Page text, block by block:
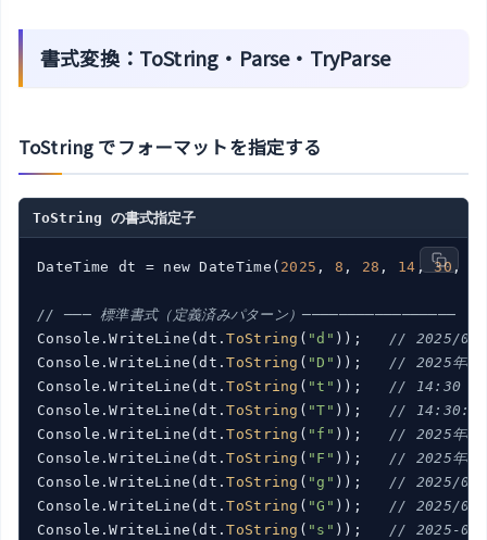
書式変換：ToString・Parse・TryParse
ToString でフォーマットを指定する
ToString の書式指定子
DateTime dt = new DateTime( 2025 , 8 , 28 , 14 , 30 ,
// ─── 標準書式（定義済みパターン）─────────────────
Console.WriteLine(dt.ToString ( "d" )); // 2025/08/
Console.WriteLine(dt.ToString ( "D" )); // 2025年8月
Console.WriteLine(dt.ToString ( "t" )); // 14:30 （
Console.WriteLine(dt.ToString ( "T" )); // 14:30:45
Console.WriteLine(dt.ToString ( "f" )); // 2025年8
Console.WriteLine(dt.ToString ( "F" )); // 2025年8
Console.WriteLine(dt.ToString ( "g" )); // 2025/
Console.WriteLine(dt.ToString ( "G" )); // 2025/
Console.WriteLine(dt.ToString ( "s" )); // 2025-08-